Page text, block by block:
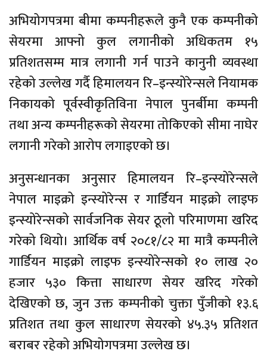
अभियोगपत्रमा बीमा कम्पनीहरूले कुनै एक कम्पनीको
सेयरमा आफ्नो कुल लगानीको अधिकतम १५
प्रतिशतसम्म मात्र लगानी गर्न पाउने कानुनी व्यवस्था
रहेको उल्लेख गर्दै हिमालयन रि–इन्स्योरेन्सले नियामक
निकायको पूर्वस्वीकृतिविना नेपाल पुनर्बीमा कम्पनी
तथा अन्य कम्पनीहरूको सेयरमा तोकिएको सीमा नाघेर
लगानी गरेको आरोप लगाइएको छ।
अनुसन्धानका अनुसार हिमालयन रि–इन्स्योरेन्सले
नेपाल माइक्रो इन्स्योरेन्स र गार्डियन माइक्रो लाइफ
इन्स्योरेन्सको सार्वजनिक सेयर ठूलो परिमाणमा खरिद
गरेको थियो। आर्थिक वर्ष २०८१/८२ मा मात्रै कम्पनीले
गार्डियन माइक्रो लाइफ इन्स्योरेन्सको १० लाख २०
हजार ५३० कित्ता साधारण सेयर खरिद गरेको
देखिएको छ, जुन उक्त कम्पनीको चुक्ता पुँजीको १३.६
प्रतिशत तथा कुल साधारण सेयरको ४५.३५ प्रतिशत
बराबर रहेको अभियोगपत्रमा उल्लेख छ।